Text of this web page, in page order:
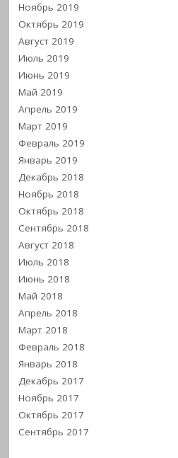
Ноябрь 2019
Октябрь 2019
Август 2019
Июль 2019
Июнь 2019
Май 2019
Апрель 2019
Март 2019
Февраль 2019
Январь 2019
Декабрь 2018
Ноябрь 2018
Октябрь 2018
Сентябрь 2018
Август 2018
Июль 2018
Июнь 2018
Май 2018
Апрель 2018
Март 2018
Февраль 2018
Январь 2018
Декабрь 2017
Ноябрь 2017
Октябрь 2017
Сентябрь 2017